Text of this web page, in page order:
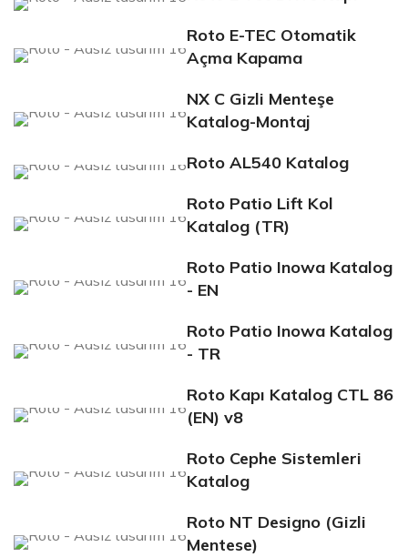
Roto E-TEC Otomatik
Açma Kapama
NX C Gizli Menteşe
Katalog-Montaj
Roto AL540 Katalog
Roto Patio Lift Kol
Katalog (TR)
Roto Patio Inowa Katalog
- EN
Roto Patio Inowa Katalog
- TR
Roto Kapı Katalog CTL 86
(EN) v8
Roto Cephe Sistemleri
Katalog
Roto NT Designo (Gizli
Mentese)